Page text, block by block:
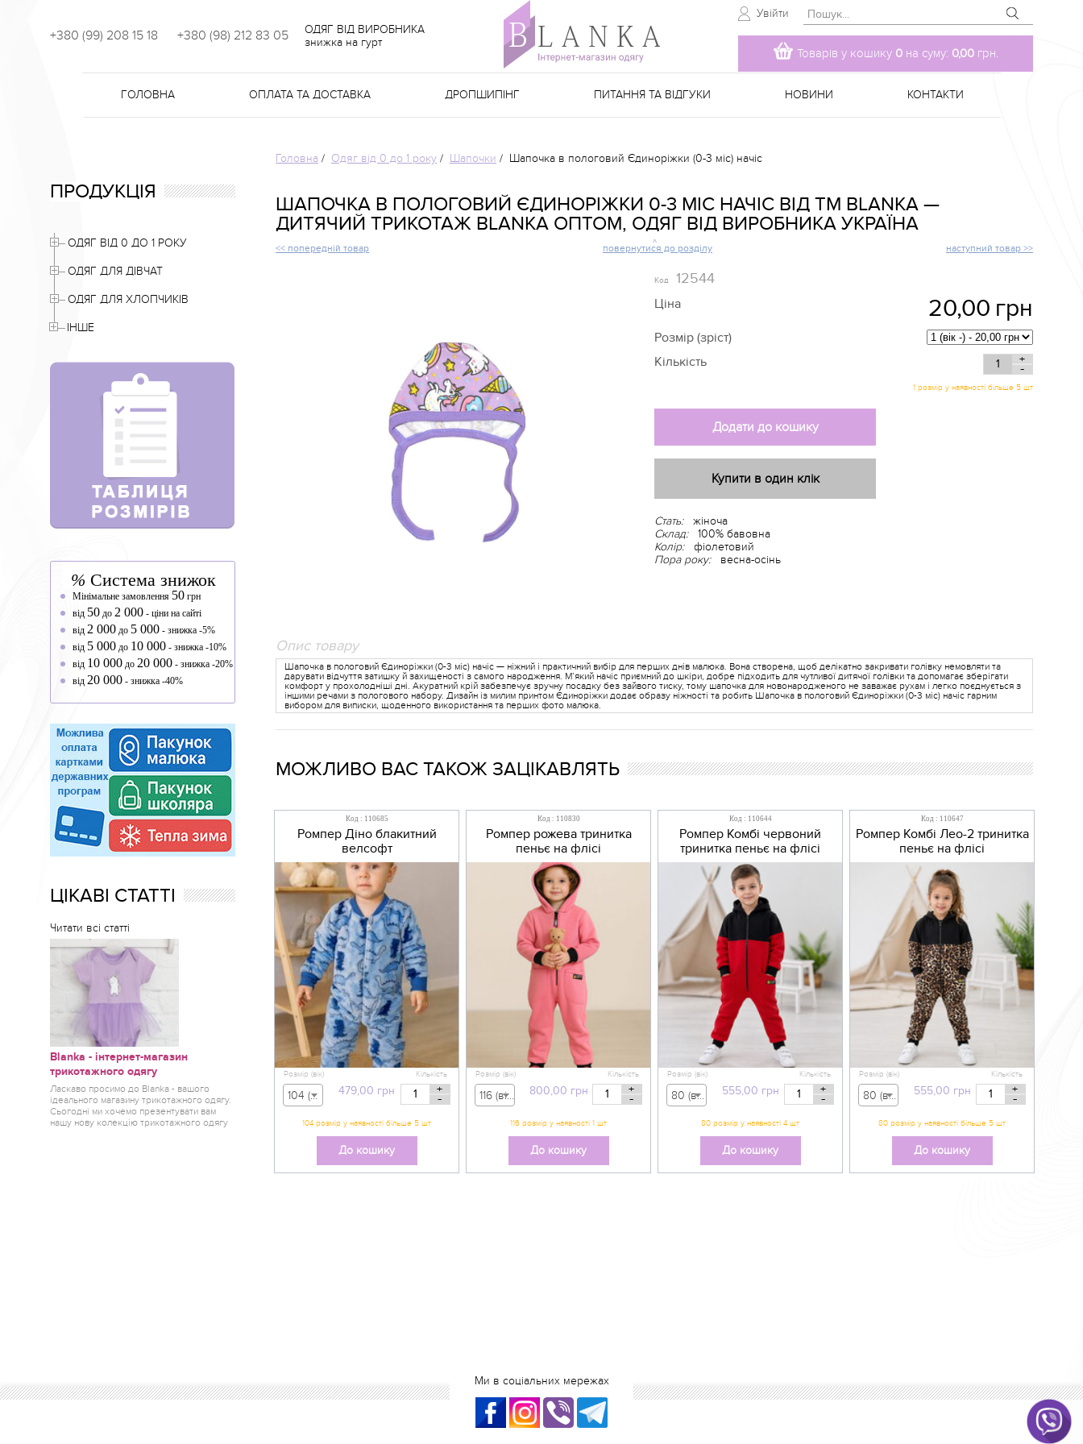
+380 (99) 208 15 18 +380 (98) 212 83 05
ОДЯГ ВІД ВИРОБНИКА
знижка на гурт
Увійти
Товарів у кошику 0 на суму: 0,00грн.
ГОЛОВНА ОПЛАТА ТА ДОСТАВКА ДРОПШИПІНГ ПИТАННЯ ТА ВІДГУКИ НОВИНИ КОНТАКТИ
ПРОДУКЦІЯ
ОДЯГ ВІД 0 ДО 1 РОКУ
ОДЯГ ДЛЯ ДІВЧАТ
ОДЯГ ДЛЯ ХЛОПЧИКІВ
ІНШЕ
% Система знижок
Мінімальне замовлення 50 грн
від 50 до 2 000 - ціни на сайті
від 2 000 до 5 000 - знижка -5%
від 5 000 до 10 000 - знижка -10%
від 10 000 до 20 000 - знижка -20%
від 20 000 - знижка -40%
ЦІКАВІ СТАТТІ
Читати всі статті
Blanka - інтернет-магазин
трикотажного одягу
Ласкаво просимо до Blanka - вашого
ідеального магазину трикотажного одягу.
Сьогодні ми хочемо презентувати вам
нашу нову колекцію трикотажного одягу
Головна / Одяг від 0 до 1 року / Шапочки / Шапочка в пологовий Єдиноріжки (0-3 міс) начіс
ШАПОЧКА В ПОЛОГОВИЙ ЄДИНОРІЖКИ 0-3 МІС НАЧІС ВІД TM BLANKA —
ДИТЯЧИЙ ТРИКОТАЖ BLANKA ОПТОМ, ОДЯГ ВІД ВИРОБНИКА УКРАЇНА
<< попередній товар наступний товар >>
повернутися до розділу
Код 12544
Ціна 20,00 грн
Розмір (зріст)
Кількість
+
-
1 розмір у наявності більше 5 шт
Додати до кошику
Купити в один клік
Стать: жіноча
Склад: 100% бавовна
Колір: фіолетовий
Пора року: весна-осінь
Опис товару
Шапочка в пологовий Єдиноріжки (0-3 міс) начіс — ніжний і практичний вибір для перших днів малюка. Вона створена, щоб делікатно закривати голівку немовляти та
дарувати відчуття затишку й захищеності з самого народження. М’який начіс приємний до шкіри, добре підходить для чутливої дитячої голівки та допомагає зберігати
комфорт у прохолодніші дні. Акуратний крій забезпечує зручну посадку без зайвого тиску, тому шапочка для новонародженого не заважає рухам і легко поєднується з
іншими речами з пологового набору. Дизайн із милим принтом Єдиноріжки додає образу ніжності та робить Шапочка в пологовий Єдиноріжки (0-3 міс) начіс гарним
вибором для виписки, щоденного використання та перших фото малюка.
МОЖЛИВО ВАС ТАКОЖ ЗАЦІКАВЛЯТЬ
Код : 110685
Ромпер Діно блакитний
велсофт
479,00 грн
Розмір (вік)
104 (вік 3-4 р) - 479,00 грн
Кількість
+
-
До кошику
Код : 110830
Ромпер рожева тринитка
пеньє на флісі
800,00 грн
Розмір (вік)
116 (вік 5-6 р) - 800,00 грн
Кількість
+
-
До кошику
Код : 110644
Ромпер Комбі червоний
тринитка пеньє на флісі
555,00 грн
Розмір (вік)
80 (вік 9-12 міс) - 555,00 грн
Кількість
+
-
До кошику
Код : 110647
Ромпер Комбі Лео-2 тринитка
пеньє на флісі
555,00 грн
Розмір (вік)
80 (вік 9-12 міс) - 555,00 грн
Кількість
+
-
До кошику
Ми в соціальних мережах